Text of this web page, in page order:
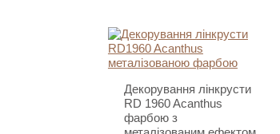
Декорування лінкрусти
RD 1960 Acanthus
фарбою з